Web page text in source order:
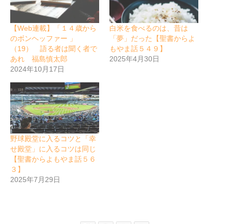
【Web連載】「１４歳から
のボンヘッファー 」
（19） 語る者は聞く者で
あれ 福島慎太郎
2024年10月17日
白米を食べるのは、昔は
「夢」だった【聖書からよ
もやま話５４９】
2025年4月30日
野球殿堂に入るコツと「幸
せ殿堂」に入るコツは同じ
【聖書からよもやま話５６
３】
2025年7月29日